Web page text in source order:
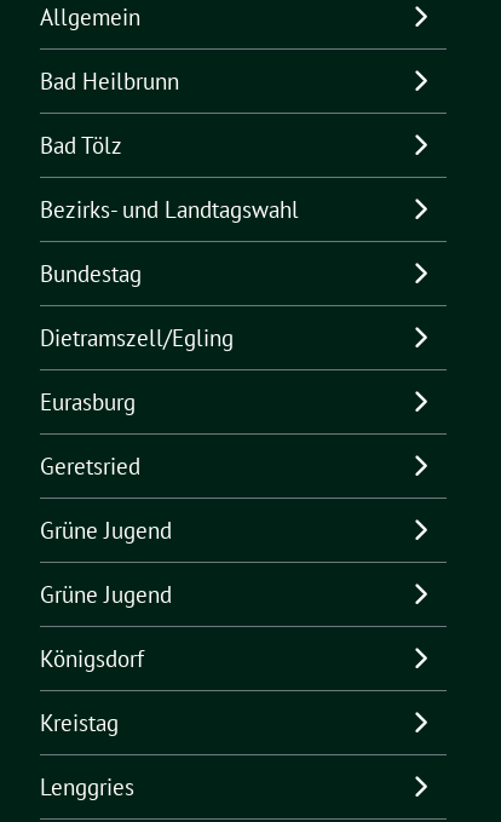
Allgemein
Bad Heilbrunn
Bad Tölz
Bezirks- und Landtagswahl
Bundestag
Dietramszell/Egling
Eurasburg
Geretsried
Grüne Jugend
Grüne Jugend
Königsdorf
Kreistag
Lenggries